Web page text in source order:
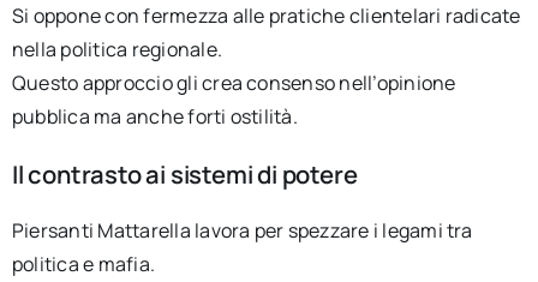
Si oppone con fermezza alle pratiche clientelari radicate
nella politica regionale.
Questo approccio gli crea consenso nell’opinione
pubblica ma anche forti ostilità.
Il contrasto ai sistemi di potere
Piersanti Mattarella lavora per spezzare i legami tra
politica e mafia.